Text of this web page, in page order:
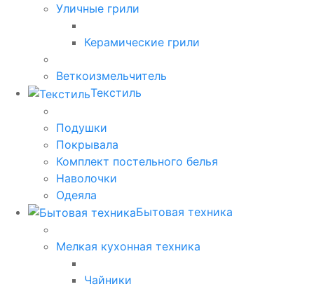
Уличные грили
Керамические грили
Веткоизмельчитель
Текстиль
Подушки
Покрывала
Комплект постельного белья
Наволочки
Одеяла
Бытовая техника
Мелкая кухонная техника
Чайники